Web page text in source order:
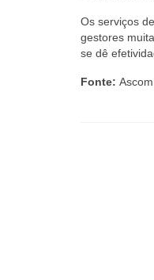
Os serviços
gestores
se dê
Fonte: